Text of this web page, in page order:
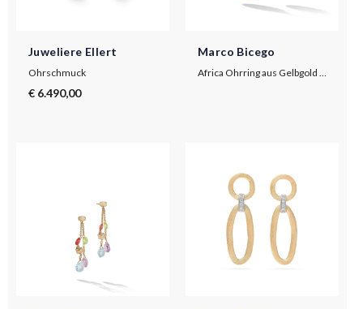
Juweliere Ellert
Ohrschmuck
€ 6.490,00
Marco Bicego
Africa Ohrring aus Gelbgold mit Karneol